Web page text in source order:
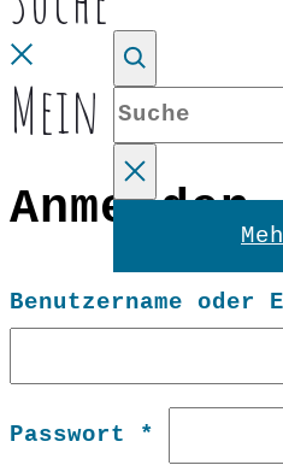
Suche
Mein Konto
Anmelden
Benutzername oder
Passwort *